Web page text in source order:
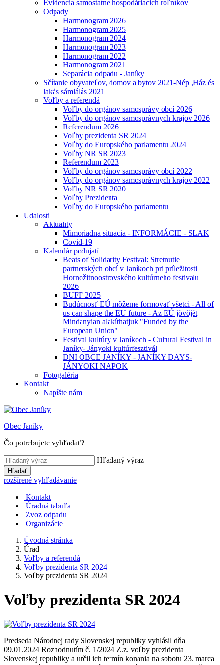
Evidencia samostatne hospodáriacich roľníkov
Odpady
Harmonogram 2026
Harmonogram 2025
Harmonogram 2024
Harmonogram 2023
Harmonogram 2022
Harmonogram 2021
Separácia odpadu - Janíky
Sčítanie obyvateľov, domov a bytov 2021-Nép ,Ház és
lakás sámlálás 2021
Voľby a referendá
Voľby do orgánov samosprávy obcí 2026
Voľby do orgánov samosprávnych krajov 2026
Referendum 2026
Voľby prezidenta SR 2024
Voľby do Europského parlamentu 2024
Voľby NR SR 2023
Referendum 2023
Voľby do orgánov samosprávy obcí 2022
Voľby do orgánov samosprávnych krajov 2022
Voľby NR SR 2020
Voľby Prezidenta
Voľby do Europského parlamentu
Udalosti
Aktuality
Mimoriadna situacia - INFORMÁCIE - SLAK
Covid-19
Kalendár podujatí
Beats of Solidarity Festival: Stretnutie
partnerských obcí v Janíkoch pri príležitosti
Hornožitnoostrovského kultúrneho festivalu
2026
BUFF 2025
Budúcnosť EÚ môžeme formovať všetci - All of
us can shape the EU future - Az EÚ jövőjét
Mindanyian alakíthatjuk "Funded by the
European Union"
Festival kultúry v Janíkoch - Cultural Festival in
Janíky- Jányoki kultúrfesztivál
DNI OBCE JANÍKY - JANÍKY DAYS-
JÁNYOKI NAPOK
Fotogaléria
Kontakt
Napíšte nám
Obec Janíky
Čo potrebujete vyhľadať?
Hľadaný výraz
Hľadať
rozšírené vyhľadávanie
Kontakt
Úradná tabuľa
Zvoz odpadu
Organizácie
Úvodná stránka
Úrad
Voľby a referendá
Voľby prezidenta SR 2024
Voľby prezidenta SR 2024
Voľby prezidenta SR 2024
Predseda Národnej rady Slovenskej republiky vyhlásil dňa
09.01.2024 Rozhodnutím č. 1/2024 Z.z. voľby prezidenta
Slovenskej republiky a určil ich termín konania na sobotu 23. marca